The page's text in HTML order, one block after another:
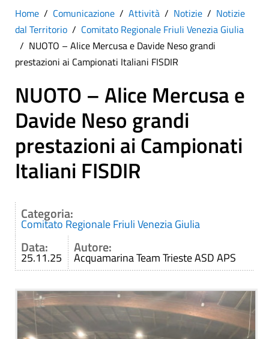
Home Comunicazione Attività Notizie
Notizie
dal Territorio
Comitato Regionale Friuli Venezia Giulia
NUOTO – Alice Mercusa e Davide Neso grandi
prestazioni ai Campionati Italiani FISDIR
NUOTO – Alice Mercusa e
Davide Neso grandi
prestazioni ai Campionati
Italiani FISDIR
Categoria:
Comitato Regionale Friuli Venezia Giulia
Data:
25.11.25
Autore:
Acquamarina Team Trieste ASD APS